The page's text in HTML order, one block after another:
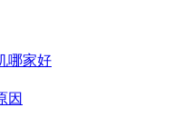
哪家好
因